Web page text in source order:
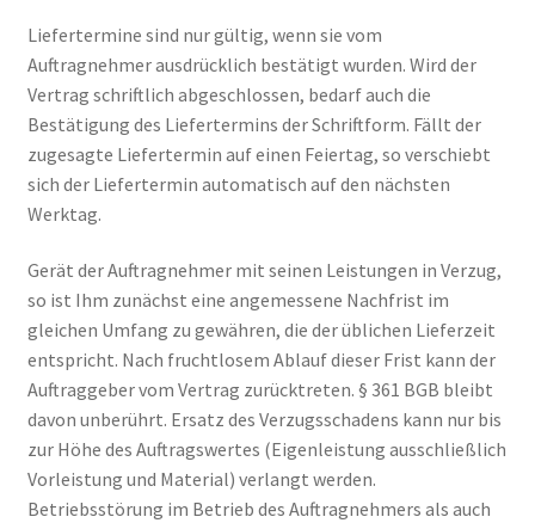
Liefertermine sind nur gültig, wenn sie vom
Auftragnehmer ausdrücklich bestätigt wurden. Wird der
Vertrag schriftlich abgeschlossen, bedarf auch die
Bestätigung des Liefertermins der Schriftform. Fällt der
zugesagte Liefertermin auf einen Feiertag, so verschiebt
sich der Liefertermin automatisch auf den nächsten
Werktag.
Gerät der Auftragnehmer mit seinen Leistungen in Verzug,
so ist Ihm zunächst eine angemessene Nachfrist im
gleichen Umfang zu gewähren, die der üblichen Lieferzeit
entspricht. Nach fruchtlosem Ablauf dieser Frist kann der
Auftraggeber vom Vertrag zurücktreten. § 361 BGB bleibt
davon unberührt. Ersatz des Verzugsschadens kann nur bis
zur Höhe des Auftragswertes (Eigenleistung ausschließlich
Vorleistung und Material) verlangt werden.
Betriebsstörung im Betrieb des Auftragnehmers als auch